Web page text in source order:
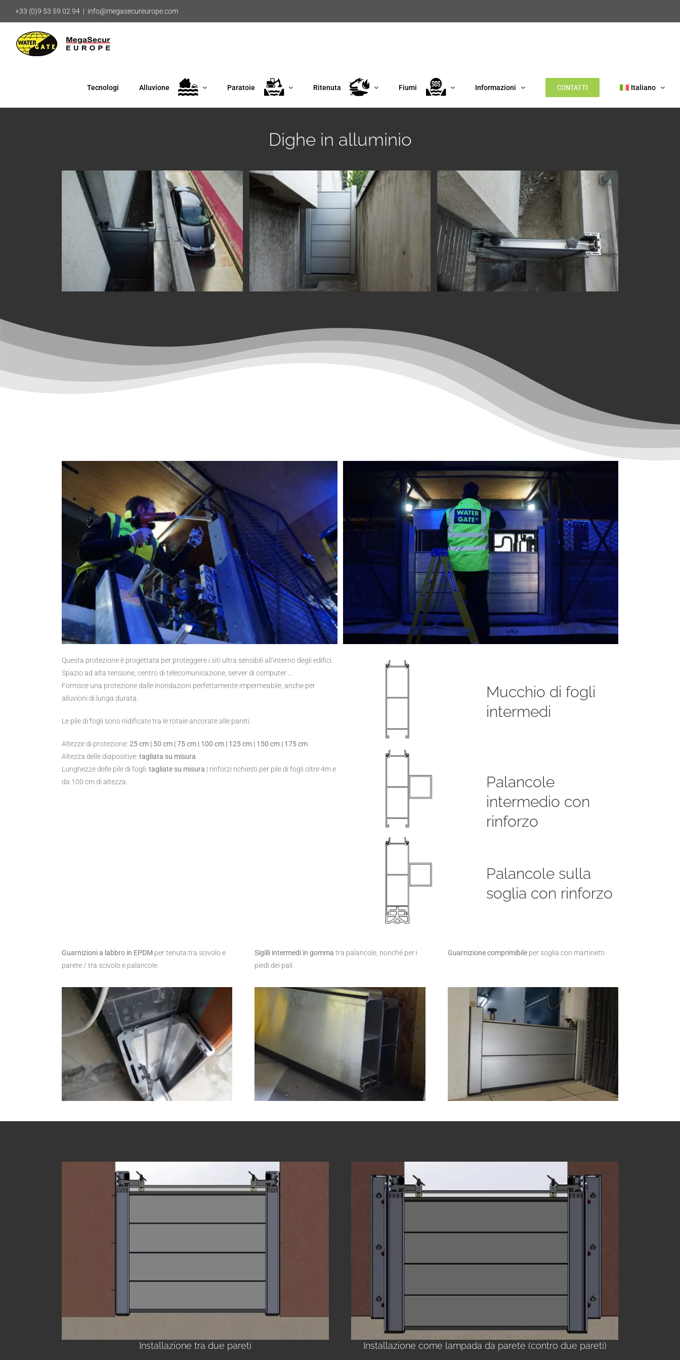
contenuto
+33 (0)9 53 59 02 94 | info@megasecureurope.com
Tecnologi Alluvione Paratoie Ritenuta Fiumi Informazioni CONTATTI Italiano
Dighe in alluminio
Questa protezione è progettata per proteggere i siti ultra sensibili all’interno degli edifici.
Spazio ad alta tensione, centro di telecomunicazione, server di computer …
Fornisce una protezione dalle inondazioni perfettamente impermeabile, anche per
alluvioni di lunga durata.
Le pile di fogli sono nidificate tra le rotaie ancorate alle pareti.
Altezze di protezione: 25 cm | 50 cm | 75 cm | 100 cm | 125 cm | 150 cm | 175 cm
Altezza delle diapositive: tagliata su misura
Lunghezze delle pile di fogli: tagliate su misura | rinforzi richiesti per pile di fogli oltre 4m e
da 100 cm di altezza.
Mucchio di fogli
intermedi
Palancole
intermedio con
rinforzo
Palancole sulla
soglia con rinforzo
Guarnizioni a labbro in EPDM per tenuta tra scivolo e
parete / tra scivolo e palancole.
Sigilli intermedi in gomma tra palancole, nonché per i
piedi dei pali.
Guarnizione comprimibileper soglia con martinetti
Installazione tra due pareti Installazione come lampada da parete (contro due pareti)